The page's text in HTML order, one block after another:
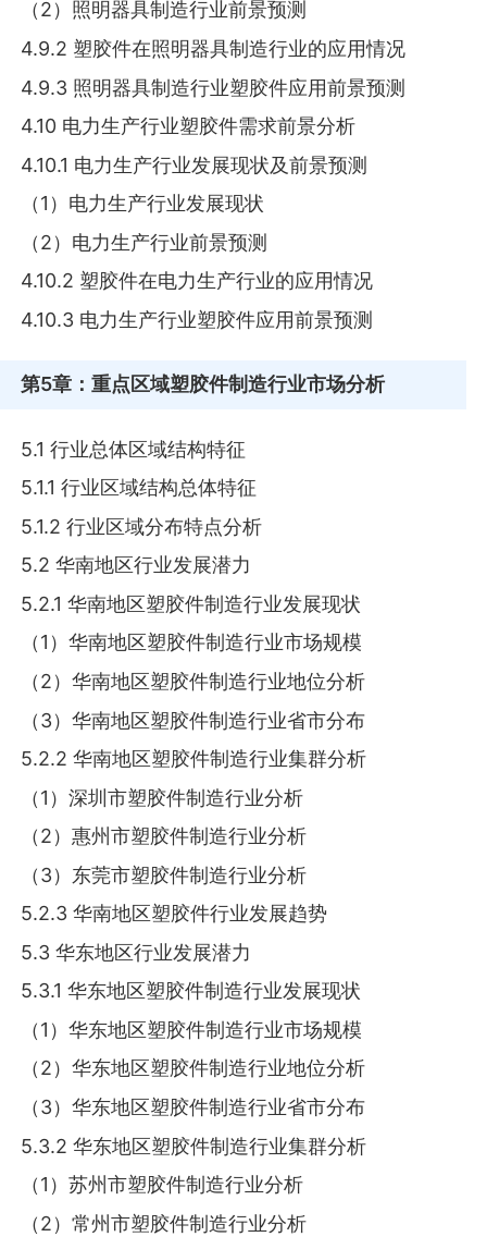
（2）照明器具制造行业前景预测
4.9.2 塑胶件在照明器具制造行业的应用情况
4.9.3 照明器具制造行业塑胶件应用前景预测
4.10 电力生产行业塑胶件需求前景分析
4.10.1 电力生产行业发展现状及前景预测
（1）电力生产行业发展现状
（2）电力生产行业前景预测
4.10.2 塑胶件在电力生产行业的应用情况
4.10.3 电力生产行业塑胶件应用前景预测
第5章 ：重点区域塑胶件制造行业市场分析
5.1 行业总体区域结构特征
5.1.1 行业区域结构总体特征
5.1.2 行业区域分布特点分析
5.2 华南地区行业发展潜力
5.2.1 华南地区塑胶件制造行业发展现状
（1）华南地区塑胶件制造行业市场规模
（2）华南地区塑胶件制造行业地位分析
（3）华南地区塑胶件制造行业省市分布
5.2.2 华南地区塑胶件制造行业集群分析
（1）深圳市塑胶件制造行业分析
（2）惠州市塑胶件制造行业分析
（3）东莞市塑胶件制造行业分析
5.2.3 华南地区塑胶件行业发展趋势
5.3 华东地区行业发展潜力
5.3.1 华东地区塑胶件制造行业发展现状
（1）华东地区塑胶件制造行业市场规模
（2）华东地区塑胶件制造行业地位分析
（3）华东地区塑胶件制造行业省市分布
5.3.2 华东地区塑胶件制造行业集群分析
（1）苏州市塑胶件制造行业分析
（2）常州市塑胶件制造行业分析